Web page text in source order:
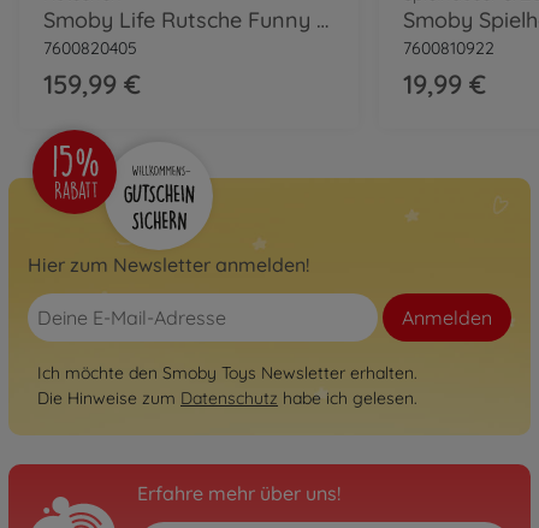
Smoby Life Rutsche Funny Wellenrutsche mit Wasseranschluss
7600820405
159,99 €
7600810922
19,99 €
Hier zum Newsletter anmelden!
Anmelden
Ich möchte den Smoby Toys Newsletter erhalten.
Die Hinweise zum Datenschutz habe ich gelesen.
Erfahre mehr über uns!